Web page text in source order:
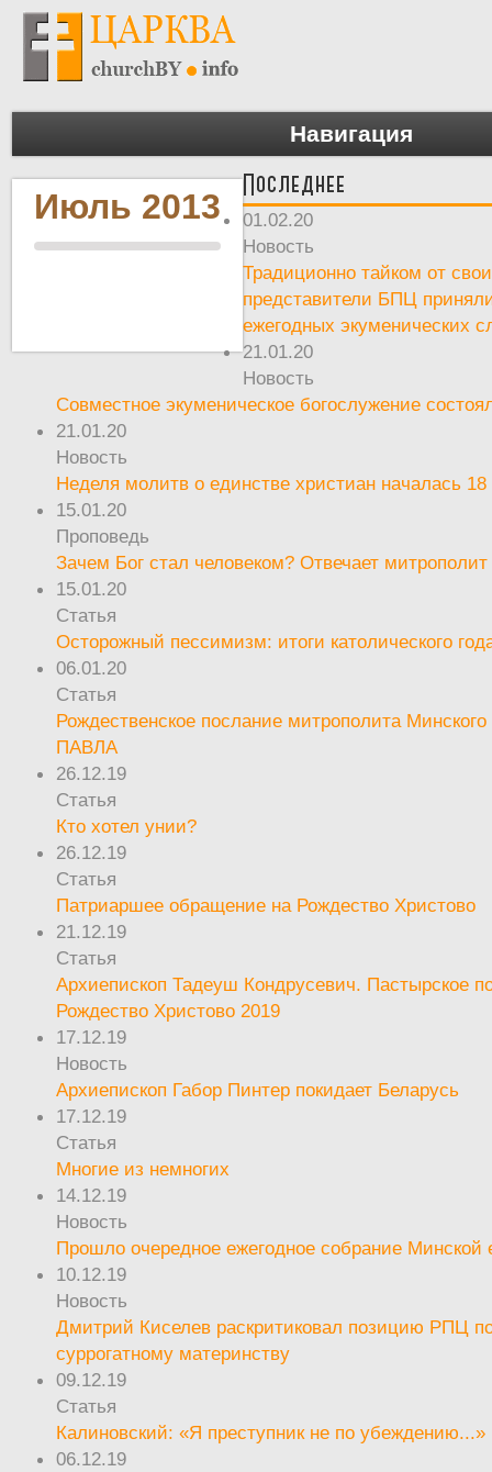
Навигация
Июль 2013
Последнее
01.02.20
Новость
Традиционно тайком от
представители БПЦ
ежегодных экуменических
21.01.20
Новость
Совместное экуменическое богослужение
21.01.20
Новость
Неделя молитв о единстве христиан началась 18
15.01.20
Проповедь
Зачем Бог стал человеком? Отвечает
15.01.20
Статья
Осторожный пессимизм: итоги католического
06.01.20
Статья
Рождественское послание митрополита Минского
ПАВЛА
26.12.19
Статья
Кто хотел унии?
26.12.19
Статья
Патриаршее обращение на Рождество Христово
21.12.19
Статья
Архиепископ Тадеуш Кондрусевич. Пастырское
Рождество Христово 2019
17.12.19
Новость
Архиепископ Габор Пинтер покидает Беларусь
17.12.19
Статья
Многие из немногих
14.12.19
Новость
Прошло очередное ежегодное собрание
10.12.19
Новость
Дмитрий Киселев раскритиковал позицию РПЦ
суррогатному материнству
09.12.19
Статья
Калиновский: «Я преступник не по убеждению...»
06.12.19